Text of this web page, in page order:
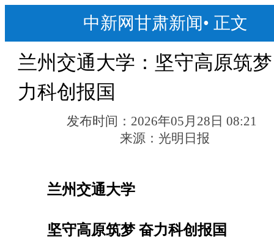
中新网甘肃新闻• 正文
兰州交通大学：坚守高原筑
力科创报国
发布时间： 2026年05月28日 08:21
来源： 光明日报
兰州交通大学
坚守高原筑梦 奋力科创报国